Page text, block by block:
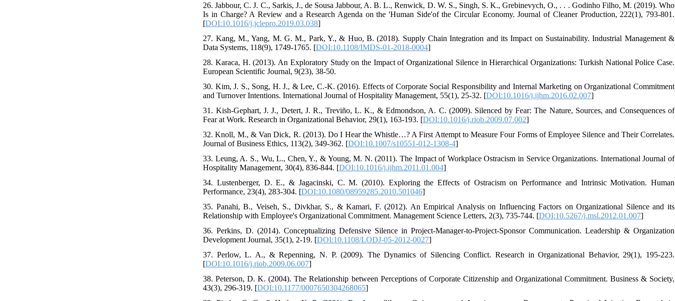
26. Jabbour, C. J. C., Sarkis, J., de Sousa Jabbour, A. B. L., Renwick, D. W. S., Singh, S. K., Grebinevych, O., . . . Godinho Filho, M. (2019). Who
Is in Charge? A Review and a Research Agenda on the 'Human Side'of the Circular Economy. Journal of Cleaner Production, 222(1), 793-801.
[DOI:10.1016/j.jclepro.2019.03.038]
27. Kang, M., Yang, M. G. M., Park, Y., & Huo, B. (2018). Supply Chain Integration and its Impact on Sustainability. Industrial Management &
Data Systems, 118(9), 1749-1765. [DOI:10.1108/IMDS-01-2018-0004]
28. Karaca, H. (2013). An Exploratory Study on the Impact of Organizational Silence in Hierarchical Organizations: Turkish National Police Case.
European Scientific Journal, 9(23), 38-50.
30. Kim, J. S., Song, H. J., & Lee, C.-K. (2016). Effects of Corporate Social Responsibility and Internal Marketing on Organizational Commitment
and Turnover Intentions. International Journal of Hospitality Management, 55(1), 25-32. [DOI:10.1016/j.ijhm.2016.02.007]
31. Kish-Gephart, J. J., Detert, J. R., Treviño, L. K., & Edmondson, A. C. (2009). Silenced by Fear: The Nature, Sources, and Consequences of
Fear at Work. Research in Organizational Behavior, 29(1), 163-193. [DOI:10.1016/j.riob.2009.07.002]
32. Knoll, M., & Van Dick, R. (2013). Do I Hear the Whistle…? A First Attempt to Measure Four Forms of Employee Silence and Their Correlates.
Journal of Business Ethics, 113(2), 349-362. [DOI:10.1007/s10551-012-1308-4]
33. Leung, A. S., Wu, L., Chen, Y., & Young, M. N. (2011). The Impact of Workplace Ostracism in Service Organizations. International Journal of
Hospitality Management, 30(4), 836-844. [DOI:10.1016/j.ijhm.2011.01.004]
34. Lustenberger, D. E., & Jagacinski, C. M. (2010). Exploring the Effects of Ostracism on Performance and Intrinsic Motivation. Human
Performance, 23(4), 283-304. [DOI:10.1080/08959285.2010.501046]
35. Panahi, B., Veiseh, S., Divkhar, S., & Kamari, F. (2012). An Empirical Analysis on Influencing Factors on Organizational Silence and its
Relationship with Employee's Organizational Commitment. Management Science Letters, 2(3), 735-744. [DOI:10.5267/j.msl.2012.01.007]
36. Perkins, D. (2014). Conceptualizing Defensive Silence in Project-Manager-to-Project-Sponsor Communication. Leadership & Organization
Development Journal, 35(1), 2-19. [DOI:10.1108/LODJ-05-2012-0027]
37. Perlow, L. A., & Repenning, N. P. (2009). The Dynamics of Silencing Conflict. Research in Organizational Behavior, 29(1), 195-223.
[DOI:10.1016/j.riob.2009.06.007]
38. Peterson, D. K. (2004). The Relationship between Perceptions of Corporate Citizenship and Organizational Commitment. Business & Society,
43(3), 296-319. [DOI:10.1177/0007650304268065]